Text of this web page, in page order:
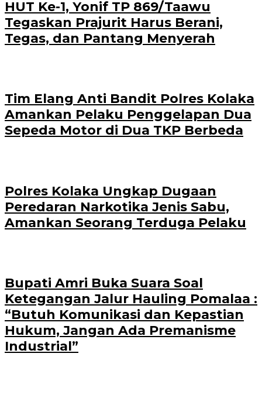
HUT Ke-1, Yonif TP 869/Taawu
Tegaskan Prajurit Harus Berani,
Tegas, dan Pantang Menyerah
Tim Elang Anti Bandit Polres Kolaka
Amankan Pelaku Penggelapan Dua
Sepeda Motor di Dua TKP Berbeda
Polres Kolaka Ungkap Dugaan
Peredaran Narkotika Jenis Sabu,
Amankan Seorang Terduga Pelaku
Bupati Amri Buka Suara Soal
Ketegangan Jalur Hauling Pomalaa :
“Butuh Komunikasi dan Kepastian
Hukum, Jangan Ada Premanisme
Industrial”